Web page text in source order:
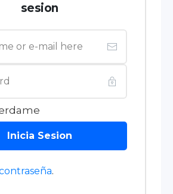
sesion
Inicia Sesion
.